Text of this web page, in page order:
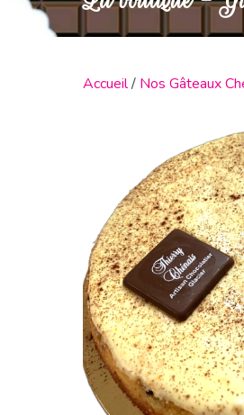
Accueil/ Nos Gâteaux